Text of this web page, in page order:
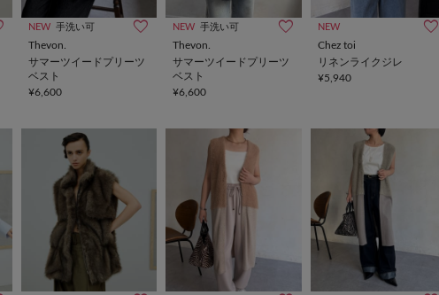
NEW 手洗い可
Thevon.
サマーツイードプリーツ
ベスト
¥6,600
NEW 手洗い可
Thevon.
サマーツイードプリーツ
ベスト
¥6,600
NEW
Chez toi
リネンライクジレ
¥5,940